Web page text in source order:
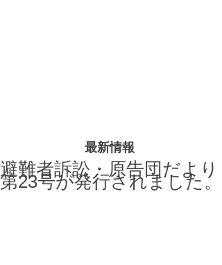
最新情報
避難者訴訟・原告団だより
第23号が発行されました。